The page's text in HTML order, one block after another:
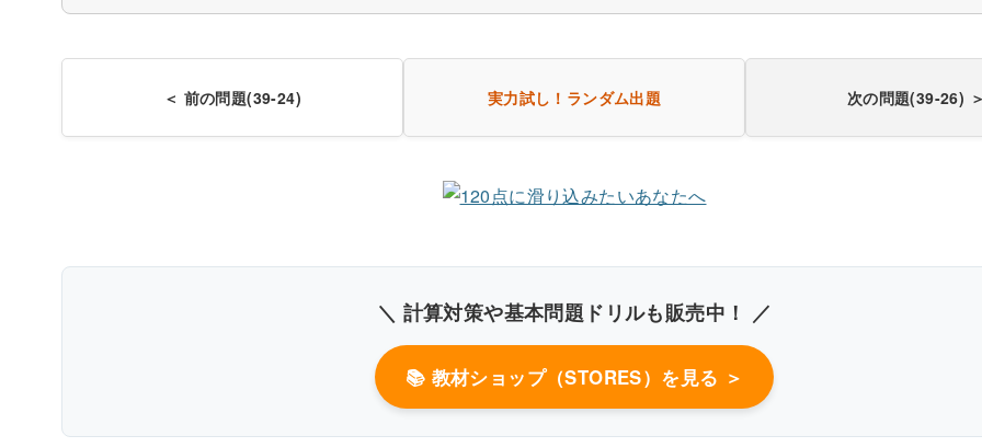
リポたんぱく質リパーゼの活性は食後に高くなる
インスリン
リポたんぱく質リパーゼ活性
リポたんぱく質リパーゼに異常
高キロミクロ
＜ 前の問題(39-24) 実力試し！ ランダム出題 次の問題(39-26)
＼ 計算対策や基本問題ドリルも販売中！ ／
📚 教材ショップ（STORES）を見る ＞